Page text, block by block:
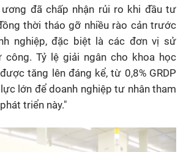
đã chấp nhận rủi ro khi đầu tư
thời tháo gỡ nhiều rào cản trước
nghiệp, đặc biệt là các đơn vị sử
công. Tỷ lệ giải ngân cho khoa học
tăng lên đáng kể, từ 0,8% GRDP
lực lớn để doanh nghiệp tư nhân tham
triển này."